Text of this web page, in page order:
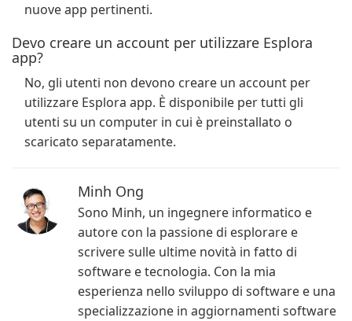
nuove app pertinenti.
Devo creare un account per utilizzare Esplora
app?
No, gli utenti non devono creare un account per
utilizzare Esplora app. È disponibile per tutti gli
utenti su un computer in cui è preinstallato o
scaricato separatamente.
Minh Ong
Sono Minh, un ingegnere informatico e
autore con la passione di esplorare e
scrivere sulle ultime novità in fatto di
software e tecnologia. Con la mia
esperienza nello sviluppo di software e una
specializzazione in aggiornamenti software